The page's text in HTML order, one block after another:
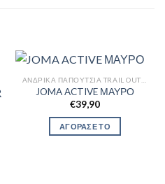
ΑΝΔΡΙΚΆ ΠΑΠΟΎΤΣΙΑ TRAIL OUTDOR
JOMA ACTIVE ΜΑΥΡΟ
€39,90
ΑΓΟΡΑΣΕ ΤΟ